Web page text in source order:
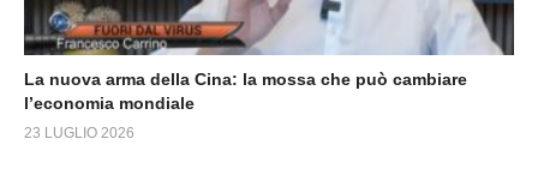
La nuova arma della Cina: la mossa che può cambiare
l’economia mondiale
23 LUGLIO 2026